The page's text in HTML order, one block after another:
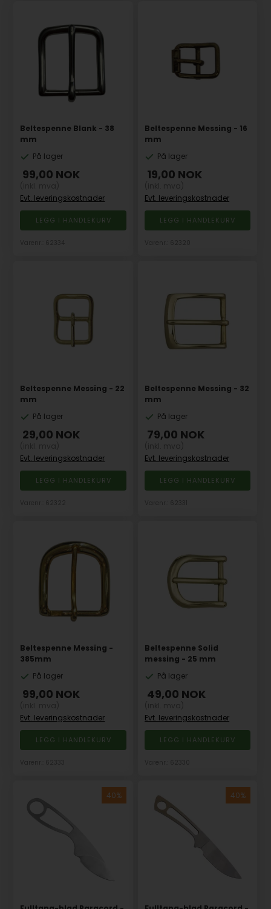
Beltespenne Blank - 38
mm
På lager
99,00 NOK
Evt. leveringskostnader
Beltespenne Messing - 16
mm
På lager
19,00 NOK
Evt. leveringskostnader
Beltespenne Messing - 22
mm
På lager
29,00 NOK
Evt. leveringskostnader
Beltespenne Messing - 32
mm
På lager
79,00 NOK
Evt. leveringskostnader
Beltespenne Messing -
385mm
På lager
99,00 NOK
Evt. leveringskostnader
Beltespenne Solid
messing - 25 mm
På lager
49,00 NOK
Evt. leveringskostnader